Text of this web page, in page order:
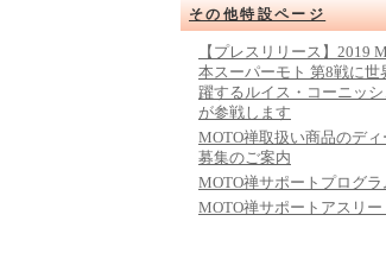
その他特設ページ
【プレスリリース】2019
本スーパーモト 第8戦に世
躍するルイス・コーニッ
が参戦します
MOTO禅取扱い商品のディ
募集のご案内
MOTO禅サポートプログラ
MOTO禅サポートアスリー